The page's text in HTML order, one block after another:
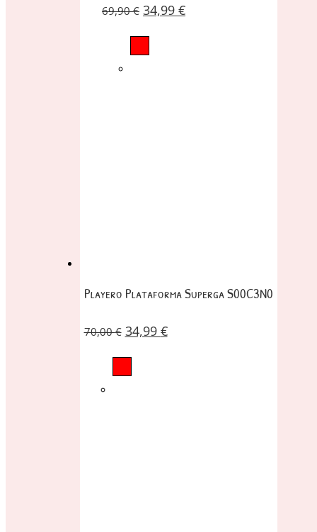
69,90€ 34,99 €
Playero Plataforma Superga S00C3N0
70,00€ 34,99 €